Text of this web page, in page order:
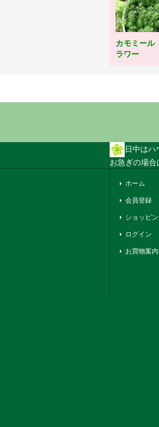
カモミー
ラワー
日中は
お急ぎの場
ホーム
会員登録
ショッピ
ログイン
お買物案内